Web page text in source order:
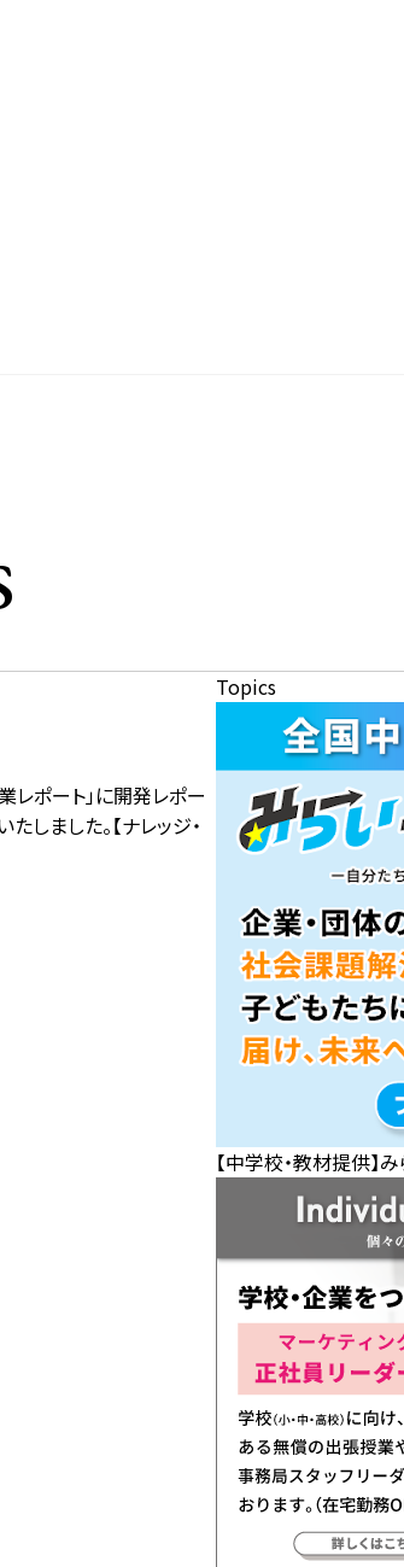
レポート」に開発レポー
しました。【ナレッジ・
Topics
【中学校・教材提供】